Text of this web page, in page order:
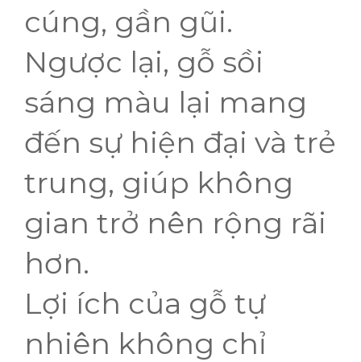
cúng, gần gũi.
Ngược lại, gỗ sồi
sáng màu lại mang
đến sự hiện đại và trẻ
trung, giúp không
gian trở nên rộng rãi
hơn.
Lợi ích của gỗ tự
nhiên không chỉ